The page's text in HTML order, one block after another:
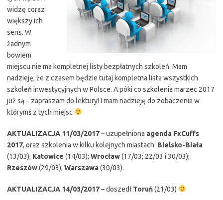
widzę coraz
większy ich
sens. W
żadnym
bowiem
miejscu nie ma kompletnej listy bezpłatnych szkoleń. Mam
nadzieję, że z czasem będzie tutaj kompletna lista wszystkich
szkoleń inwestycyjnych w Polsce. A póki co szkolenia marzec 2017
już są – zapraszam do lektury! I mam nadzieję do zobaczenia w
którymś z tych miejsc
AKTUALIZACJA 11/03/2017– uzupełniona agenda FxCuffs
2017, oraz szkolenia w kilku kolejnych miastach: Bielsko-Biała
(13/03); Katowice (14/03); Wrocław(17/03; 22/03 i 30/03);
Rzeszów(29/03); Warszawa(30/03).
AKTUALIZACJA 14/03/2017– doszedł Toruń(21/03)